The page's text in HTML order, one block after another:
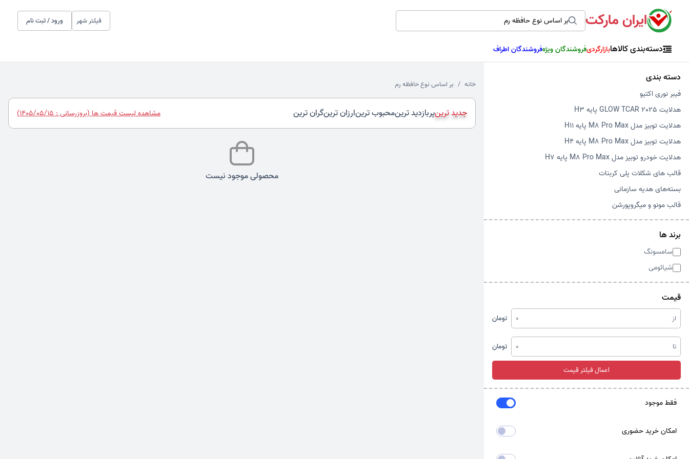
ایران مارکت فیلتر شهر ورود / ثبت نام
دسته‌بندی کالاهابازارگردیفروشندگان ویژهفروشندگان اطراف
دسته بندی
فیبر نوری اکتیو
هدلایت GLOW TCAR 2025 پایه H3
هدلایت توبیز مدل M8 Pro Max پایه H11
هدلایت توبیز مدل M8 Pro Max پایه H4
هدلایت خودرو توبیز مدل M8 Pro Max پایه H7
قالب های شکلات پلی کربنات
بسته‌های هدیه سازمانی
قالب مونو و میگروپورشن
برند ها
سامسونگ
شیائومی
قیمت
از تومان
تا تومان
اعمال فیلتر قیمت
فقط موجود
امکان خرید حضوری
خانه بر اساس نوع حافظه رم
جدید ترینپربازدید ترینمحبوب ترینارزان ترینگران ترین مشاهده لیست قیمت ها (بروزرسانی : 1405/05/15)
محصولی موجود نیست